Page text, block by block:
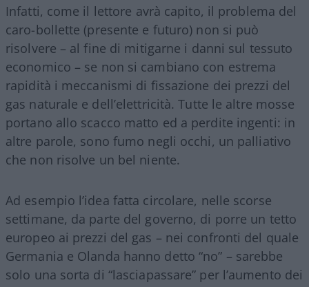
Infatti, come il lettore avrà capito, il problema del
caro-bollette (presente e futuro) non si può
risolvere – al fine di mitigarne i danni sul tessuto
economico – se non si cambiano con estrema
rapidità i meccanismi di fissazione dei prezzi del
gas naturale e dell’elettricità. Tutte le altre mosse
portano allo scacco matto ed a perdite ingenti: in
altre parole, sono fumo negli occhi, un palliativo
che non risolve un bel niente.
Ad esempio l’idea fatta circolare, nelle scorse
settimane, da parte del governo, di porre un tetto
europeo ai prezzi del gas – nei confronti del quale
Germania e Olanda hanno detto “no” – sarebbe
solo una sorta di “lasciapassare” per l’aumento dei